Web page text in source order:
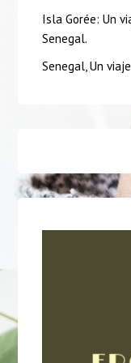
Isla Gorée: Un
Senegal.
Senegal, Un